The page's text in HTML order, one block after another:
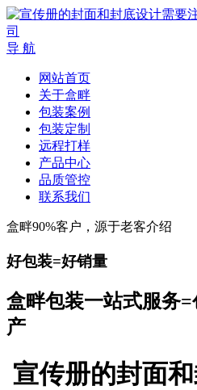
导 航
网站首页
关于盒畔
包装案例
包装定制
远程打样
产品中心
品质管控
联系我们
盒畔90%客户，源于老客介绍
好包装=好销量
盒畔包装一站式服务
产
宣传册的封面